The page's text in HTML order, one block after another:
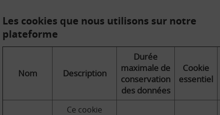
Les cookies que nous utilisons sur notre
plateforme
Nom Description
Durée
maximale de
conservation
des données
Cookie
essentiel
Ce cookie